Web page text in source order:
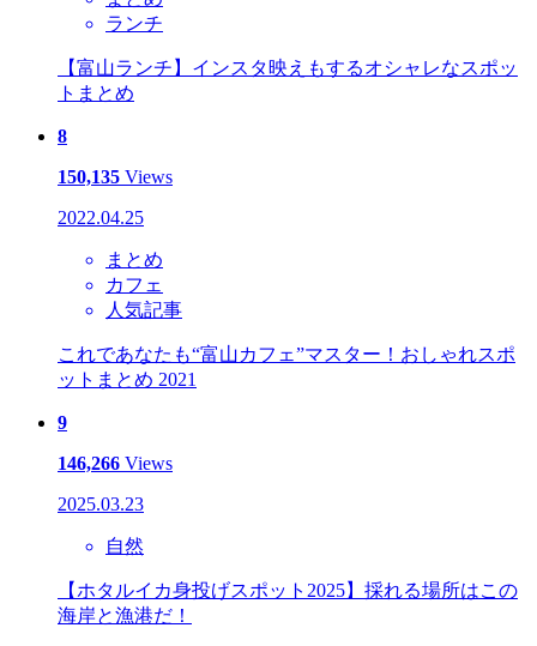
ランチ
【富山ランチ】インスタ映えもするオシャレなスポッ
トまとめ
8
150,135 Views
2022.04.25
まとめ
カフェ
人気記事
これであなたも“富山カフェ”マスター！おしゃれスポ
ットまとめ 2021
9
146,266 Views
2025.03.23
自然
【ホタルイカ身投げスポット2025】採れる場所はこの
海岸と漁港だ！